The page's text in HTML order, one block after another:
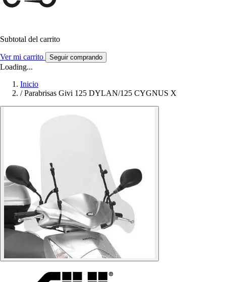
Subtotal del carrito
Ver mi carrito Seguir comprando
Loading...
Inicio
/ Parabrisas Givi 125 DYLAN/125 CYGNUS X